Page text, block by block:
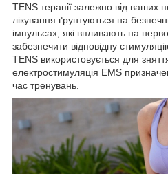
TENS терапії залежно від ваших
лікування ґрунтуються на
імпульсах, які впливають на
забезпечити відповідну
TENS використовується для
електростимуляція EMS
час тренувань.